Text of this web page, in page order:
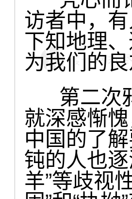
访者中，
下知地理
为我们的
第二次鸦
就深感惭
中国的了
钝的人也
羊”等歧视